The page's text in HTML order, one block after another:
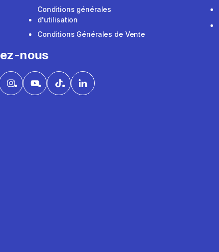
Conditions générales
d'utilisation
Conditions Générales de Vente
nous